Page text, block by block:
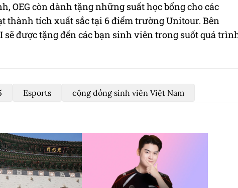
OEG còn dành tặng những suất học bổng cho các
thành tích xuất sắc tại 6 điểm trường Unitour. Bên
sẽ được tặng đến các bạn sinh viên trong suốt quá
Esports cộng đồng sinh viên Việt Nam